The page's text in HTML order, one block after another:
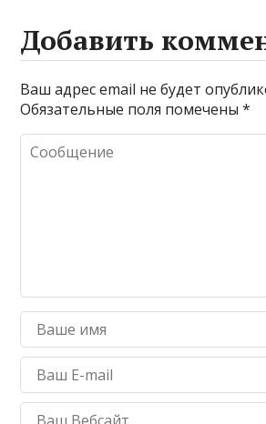
Добавить
Ваш адрес email не будет
Обязательные поля помечены*